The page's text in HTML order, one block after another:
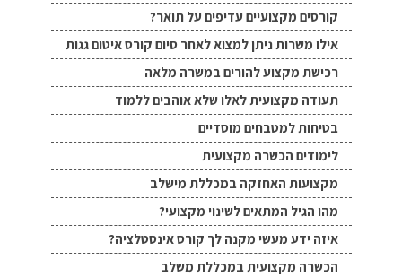
קורסים מקצועיים עדיפים על תואר?
אילו משרות ניתן למצוא לאחר סיום קורס איטום גגות
רכישת מקצוע להורים במשרה מלאה
תעודה מקצועית לאלו שלא אוהבים ללמוד
בטיחות למטבחים מוסדיים
לימודים הכשרה מקצועית
מקצועות האחזקה במכללת מישלב
מהו הגיל המתאים לשינוי מקצועי?
איזה ידע מעשי מקנה לך קורס אינסטלציה?
הכשרה מקצועית במכללת משלב